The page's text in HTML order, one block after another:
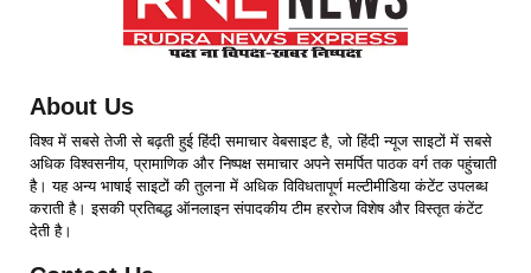
About Us
विश्व में सबसे तेजी से बढ़ती हुई हिंदी समाचार वेबसाइट है, जो हिंदी न्यूज साइटों में सबसे
अधिक विश्वसनीय, प्रामाणिक और निष्पक्ष समाचार अपने समर्पित पाठक वर्ग तक पहुंचाती
है। यह अन्य भाषाई साइटों की तुलना में अधिक विविधतापूर्ण मल्टीमीडिया कंटेंट उपलब्ध
कराती है। इसकी प्रतिबद्ध ऑनलाइन संपादकीय टीम हररोज विशेष और विस्तृत कंटेंट
देती है।